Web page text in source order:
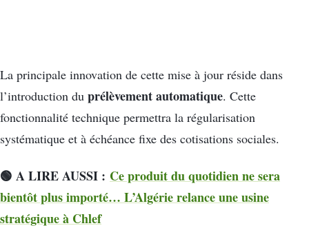
La principale innovation de cette mise à jour réside dans
l’introduction du prélèvement automatique. Cette
fonctionnalité technique permettra la régularisation
systématique et à échéance fixe des cotisations sociales.
🟢 A LIRE AUSSI : Ce produit du quotidien ne sera
bientôt plus importé… L’Algérie relance une usine
stratégique à Chlef